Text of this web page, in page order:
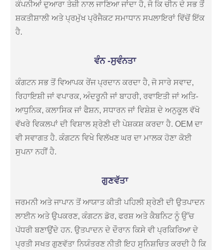
ਕੰਪਨੀਆਂ ਦੁਆਰਾ ਤੇਜ਼ੀ ਨਾਲ ਜਾਣਿਆ ਜਾਂਦਾ ਹੈ, ਜੋ ਕਿ ਚੀਨ ਦੇ ਸਭ ਤੋਂ
ਸ਼ਕਤੀਸ਼ਾਲੀ ਅਤੇ ਪ੍ਰਮੁੱਖ ਪ੍ਰੋਜੈਕਟ ਸਮਾਧਾਨ ਸਪਲਾਇਰਾਂ ਵਿੱਚੋਂ ਇੱਕ
ਹੈ.
ਵੰਨ -ਸੁਵੰਨਤਾ
ਕੰਗਟਨ ਸਭ ਤੋਂ ਵਿਆਪਕ ਰੇਂਜ ਪ੍ਰਦਾਨ ਕਰਦਾ ਹੈ, ਜੋ ਸਾਰੇ ਸਵਾਦ,
ਰਿਹਾਇਸ਼ੀ ਜਾਂ ਵਪਾਰਕ, ​​ਅੰਦਰੂਨੀ ਜਾਂ ਬਾਹਰੀ, ਰਵਾਇਤੀ ਜਾਂ ਅਤਿ-
ਆਧੁਨਿਕ, ਕਲਾਸਿਕ ਜਾਂ ਫੈਸ਼ਨ, ਸਧਾਰਨ ਜਾਂ ਵਿਸ਼ੇਸ਼ ਦੇ ਅਨੁਕੂਲ ਵੱਖੋ
ਵੱਖਰੇ ਵਿਕਲਪਾਂ ਦੀ ਵਿਸ਼ਾਲ ਸ਼੍ਰੇਣੀ ਦੀ ਪੇਸ਼ਕਸ਼ ਕਰਦਾ ਹੈ. OEM ਦਾ
ਵੀ ਸਵਾਗਤ ਹੈ. ਕੰਗਟਨ ਵਿਖੇ ਵਿਲੱਖਣ ਘਰ ਦਾ ਮਾਲਕ ਹੋਣਾ ਕੋਈ
ਸੁਪਨਾ ਨਹੀਂ ਹੈ.
ਗੁਣਵੱਤਾ
ਜਰਮਨੀ ਅਤੇ ਜਾਪਾਨ ਤੋਂ ਆਯਾਤ ਕੀਤੀ ਪਹਿਲੀ ਸ਼੍ਰੇਣੀ ਦੀ ਉਤਪਾਦਨ
ਲਾਈਨ ਅਤੇ ਉਪਕਰਣ, ਕੰਗਟਨ ਡੋਰ, ਫਰਸ਼ ਅਤੇ ਕੈਬਨਿਟ ਨੂੰ ਉੱਚ
ਪੱਧਰੀ ਬਣਾਉਂਦੇ ਹਨ. ਉਤਪਾਦਨ ਦੇ ਦੌਰਾਨ ਕਿਸੇ ਵੀ ਪ੍ਰਕਿਰਿਆ ਦੇ
ਪ੍ਰਤੀ ਸਖਤ ਗੁਣਵੱਤਾ ਨਿਯੰਤਰਣ ਨੀਤੀ ਇਹ ਸੁਨਿਸ਼ਚਿਤ ਕਰਦੀ ਹੈ ਕਿ